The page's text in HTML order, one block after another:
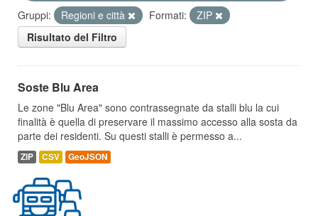
Gruppi:
Regioni e città Formati:
ZIP
Risultato del Filtro
Soste Blu Area
Le zone "Blu Area" sono contrassegnate da stalli blu la cui
finalità è quella di preservare il massimo accesso alla sosta da
parte dei residenti. Su questi stalli è permesso a...
ZIP CSV GeoJSON